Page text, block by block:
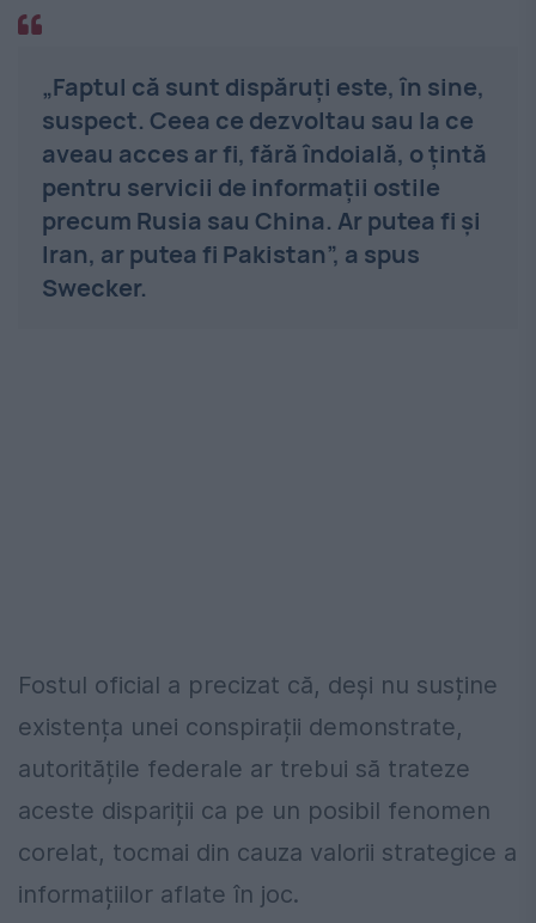
„Faptul că sunt dispăruți este, în sine,
suspect. Ceea ce dezvoltau sau la ce
aveau acces ar fi, fără îndoială, o țintă
pentru servicii de informații ostile
precum Rusia sau China. Ar putea fi și
Iran, ar putea fi Pakistan”, a spus
Swecker.
Fostul oficial a precizat că, deși nu susține
existența unei conspirații demonstrate,
autoritățile federale ar trebui să trateze
aceste dispariții ca pe un posibil fenomen
corelat, tocmai din cauza valorii strategice a
informațiilor aflate în joc.